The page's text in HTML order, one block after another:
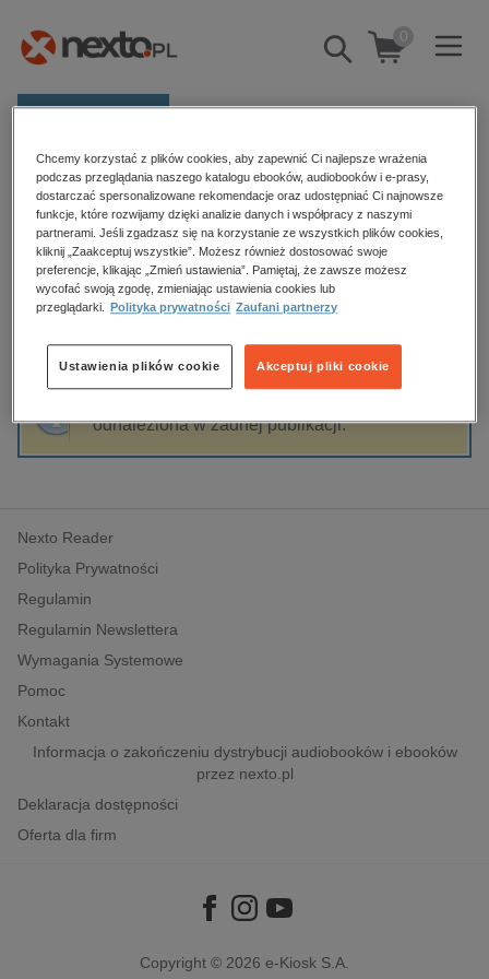
Pokaż/schowaj
wyszukiwarkę
0
Kategorie
Zobacz wszystkie E-prasa
budownictwo, aranżacja wnętrz
biznesowe, branżowe, gospodarka
dzienniki
edukacja
hobby, sport, rozrywka
komputery, internet, technologie, informatyka
polityka, społeczno-informacyjne
psychologiczne
inne
popularno-naukowe
historia
Strona główna Agnieszka Raczek
Agnieszka Raczek
Sortowanie Filtrowanie
odnaleziona w żadnej publikacji.
Nexto Reader
Polityka Prywatności
Regulamin
Regulamin Newslettera
Wymagania Systemowe
Pomoc
Kontakt
Informacja o zakończeniu dystrybucji audiobooków i ebooków
przez nexto.pl
Deklaracja dostępności
Oferta dla firm
Copyright © 2026 e-Kiosk S.A.
Chcemy korzystać z plików cookies, aby zapewnić Ci najlepsze wrażenia
podczas przeglądania naszego katalogu ebooków, audiobooków i e-prasy,
dostarczać spersonalizowane rekomendacje oraz udostępniać Ci najnowsze
funkcje, które rozwijamy dzięki analizie danych i współpracy z naszymi
partnerami. Jeśli zgadzasz się na korzystanie ze wszystkich plików cookies,
kliknij „Zaakceptuj wszystkie”. Możesz również dostosować swoje
preferencje, klikając „Zmień ustawienia”. Pamiętaj, że zawsze możesz
wycofać swoją zgodę, zmieniając ustawienia cookies lub
przeglądarki.
Polityka prywatności Zaufani partnerzy
Akceptuj pliki cookie
Ustawienia plików cookie